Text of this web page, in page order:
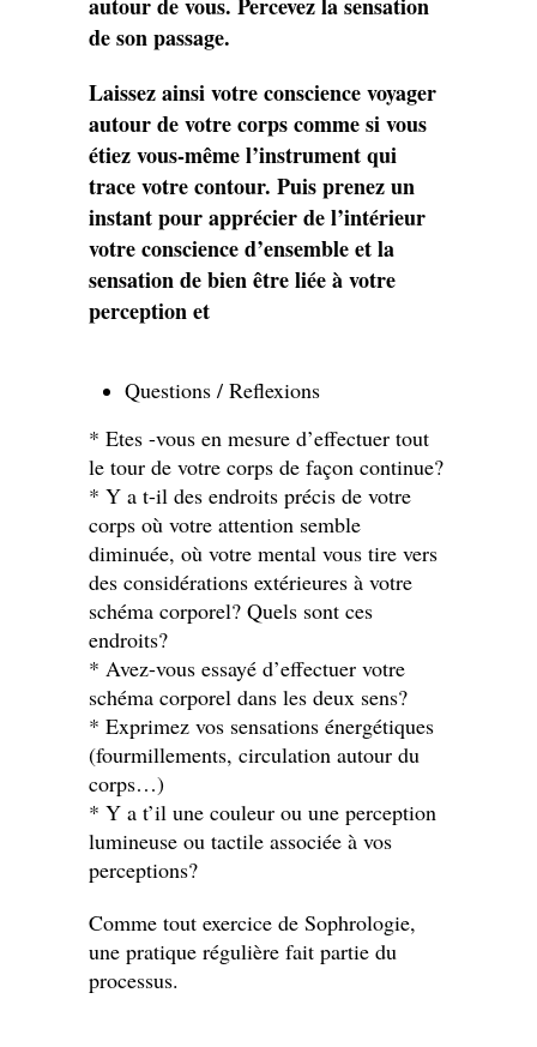
de son passage.
Laissez ainsi votre conscience voyager
autour de votre corps comme si vous
étiez vous-même l’instrument qui
trace votre contour. Puis prenez un
instant pour apprécier de l’intérieur
votre conscience d’ensemble et la
sensation de bien être liée à votre
perception et
Questions / Reflexions
* Etes -vous en mesure d’effectuer tout
le tour de votre corps de façon continue?
* Y a t-il des endroits précis de votre
corps où votre attention semble
diminuée, où votre mental vous tire vers
des considérations extérieures à votre
schéma corporel? Quels sont ces
endroits?
* Avez-vous essayé d’effectuer votre
schéma corporel dans les deux sens?
* Exprimez vos sensations énergétiques
(fourmillements, circulation autour du
corps…)
* Y a t’il une couleur ou une perception
lumineuse ou tactile associée à vos
perceptions?
Comme tout exercice de Sophrologie,
une pratique régulière fait partie du
processus.